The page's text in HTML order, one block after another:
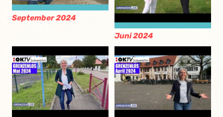
September 2024
Juni 2024